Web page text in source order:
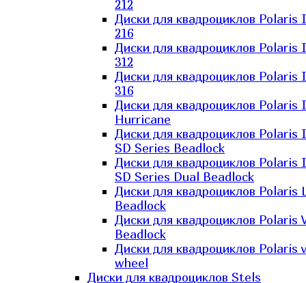
212
Диски для квадроциклов Polaris
216
Диски для квадроциклов Polaris
312
Диски для квадроциклов Polaris
316
Диски для квадроциклов Polaris
Hurricane
Диски для квадроциклов Polaris
SD Series Beadlock
Диски для квадроциклов Polaris
SD Series Dual Beadlock
Диски для квадроциклов Polaris
Beadlock
Диски для квадроциклов Polaris
Beadlock
Диски для квадроциклов Polaris
wheel
Диски для квадроциклов Stels